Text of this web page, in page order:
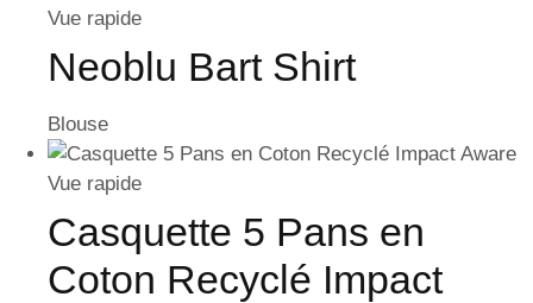
Vue rapide
Neoblu Bart Shirt
Blouse
Vue rapide
Casquette 5 Pans en
Coton Recyclé Impact